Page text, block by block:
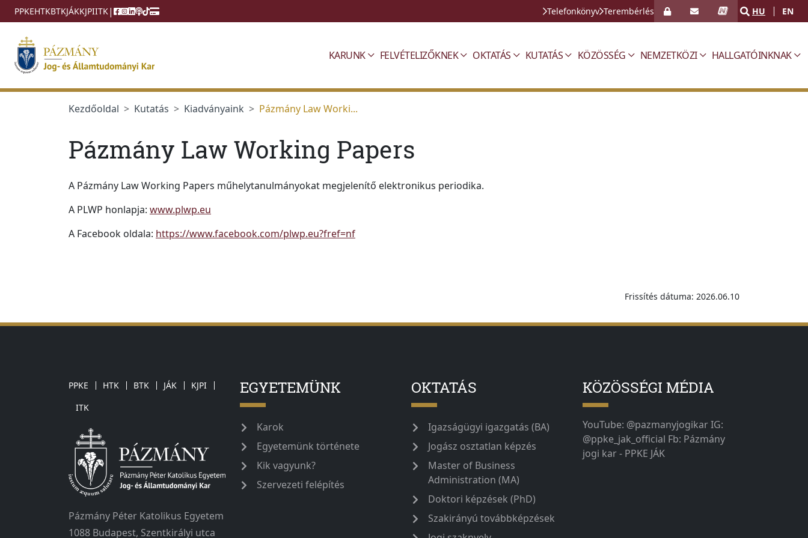
Ugrás a menüre
Ugrás a tartalomra
PPKEHTKBTKJÁKKJPIITK| Telefonkönyv Terembérlés HU EN
KARUNK FELVÉTELIZŐKNEK OKTATÁS KUTATÁS KÖZÖSSÉG NEMZETKÖZI HALLGATÓINKNAK
Kezdőoldal Kutatás Kiadványaink Pázmány Law Worki...
Pázmány Law Working Papers
A Pázmány Law Working Papers műhelytanulmányokat megjelenítő elektronikus periodika.
A PLWP honlapja: www.plwp.eu
A Facebook oldala: https://www.facebook.com/plwp.eu?fref=nf
Frissítés dátuma: 2026.06.10
PPKE HTK BTK JÁK
KJPI
ITK
Pázmány Péter Katolikus Egyetem
1088 Budapest, Szentkirályi utca
EGYETEMÜNK
Karok
Egyetemünk története
Kik vagyunk?
Szervezeti felépítés
OKTATÁS
Igazságügyi igazgatás (BA)
Jogász osztatlan képzés
Master of Business
Administration (MA)
Doktori képzések (PhD)
Szakirányú továbbképzések
KÖZÖSSÉGI MÉDIA
YouTube: @pazmanyjogikar IG:
@ppke_jak_official Fb: Pázmány
jogi kar - PPKE JÁK